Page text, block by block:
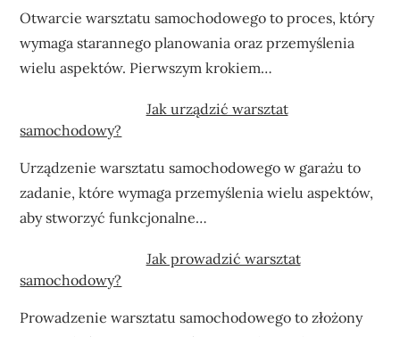
Otwarcie warsztatu samochodowego to proces, który
wymaga starannego planowania oraz przemyślenia
wielu aspektów. Pierwszym krokiem…
Jak urządzić warsztat
samochodowy?
Urządzenie warsztatu samochodowego w garażu to
zadanie, które wymaga przemyślenia wielu aspektów,
aby stworzyć funkcjonalne…
Jak prowadzić warsztat
samochodowy?
Prowadzenie warsztatu samochodowego to złożony